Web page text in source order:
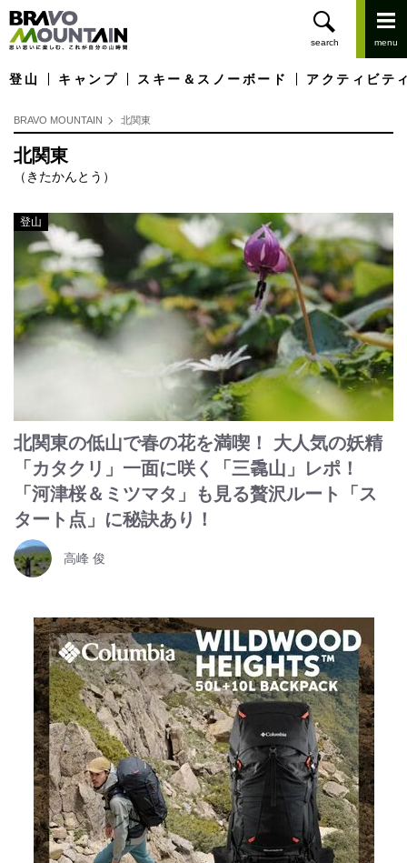
登山 キャンプ スキー＆スノーボード アクティビテ
BRAVO MOUNTAIN 北関東
北関東
（きたかんとう）
登山
北関東の低山で春の花を満喫！ 大人気の妖精
「カタクリ」一面に咲く「三毳山」レポ！
「河津桜＆ミツマタ」も見る贅沢ルート「ス
タート点」に秘訣あり！
高峰 俊